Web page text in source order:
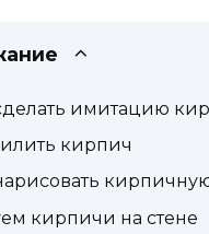
имитацию
кирпич
кирпичи на стене